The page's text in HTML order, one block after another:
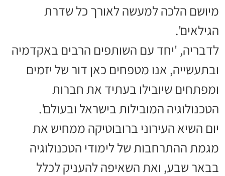
מיושם הלכה למעשה לאורך כל שדרת
הגילאים'.
לדבריה, 'יחד עם השותפים הרבים באקדמיה
ובתעשייה, אנו מטפחים כאן דור של יזמים
ומפתחים שיובילו בעתיד את חברות
הטכנולוגיה המובילות בישראל ובעולם'.
יום השיא העירוני ברובוטיקה ממחיש את
מגמת ההתרחבות של לימודי הטכנולוגיה
בבאר שבע, ואת השאיפה להעניק לכלל